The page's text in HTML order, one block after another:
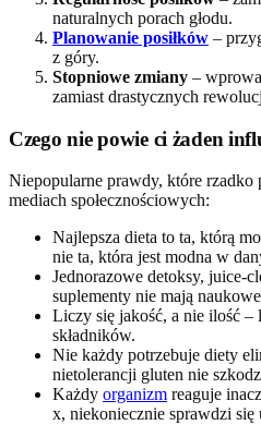
naturalnych porach głodu.
Planowanie posiłków –
z góry.
Stopniowe zmiany –
zamiast drastycznych
Czego nie powie ci żaden
Niepopularne prawdy, które rzadko
mediach społecznościowych:
Najlepsza dieta to ta, którą
nie ta, która jest modna w
Jednorazowe detoksy, juice-
suplementy nie mają
Liczy się jakość, a nie ilość –
składników.
Nie każdy potrzebuje diety
nietolerancji gluten nie
Każdy organizm reaguje
x, niekoniecznie sprawdzi się